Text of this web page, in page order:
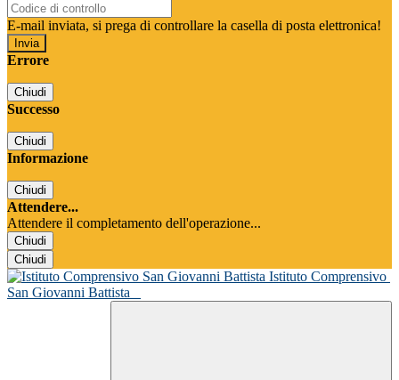
E-mail inviata, si prega di controllare la casella di posta elettronica!
Errore
Chiudi
Successo
Chiudi
Informazione
Chiudi
Attendere...
Attendere il completamento dell'operazione...
Chiudi
Chiudi
Istituto Comprensivo
San Giovanni Battista